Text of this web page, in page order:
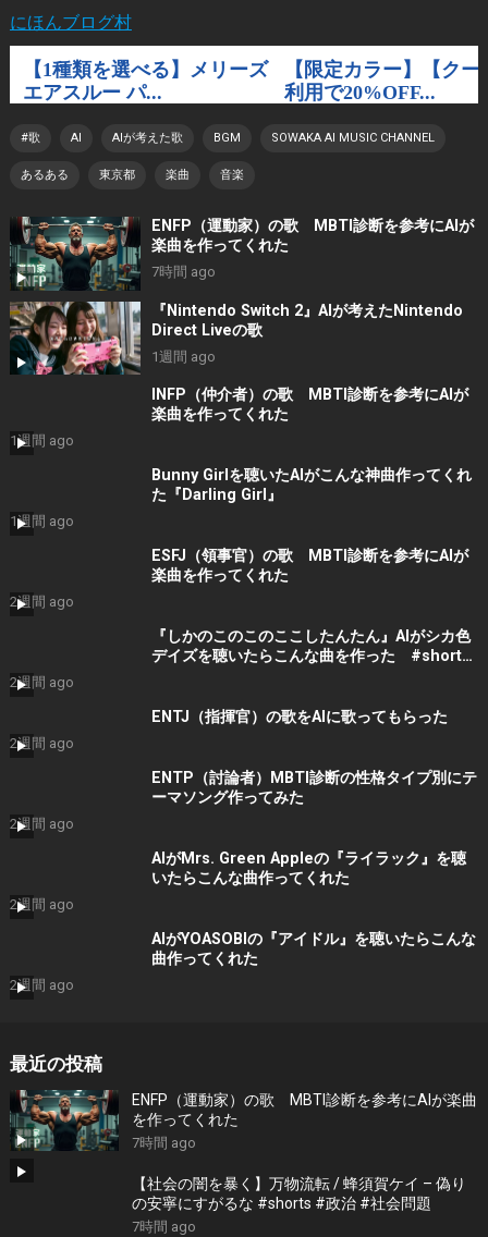
にほんブログ村
#歌 AI AIが考えた歌 BGM SOWAKA AI MUSIC CHANNEL
あるある 東京都 楽曲 音楽
ENFP（運動家）の歌 MBTI診断を参考にAIが
楽曲を作ってくれた
7時間 ago
『Nintendo Switch 2』AIが考えたNintendo
Direct Liveの歌
1週間 ago
INFP（仲介者）の歌 MBTI診断を参考にAIが
楽曲を作ってくれた
1週間 ago
Bunny Girlを聴いたAIがこんな神曲作ってくれ
た『Darling Girl』
1週間 ago
ESFJ（領事官）の歌 MBTI診断を参考にAIが
楽曲を作ってくれた
2週間 ago
『しかのこのこのここしたんたん』AIがシカ色
デイズを聴いたらこんな曲を作った #shorts
2週間 ago
ENTJ（指揮官）の歌をAIに歌ってもらった
2週間 ago
ENTP（討論者）MBTI診断の性格タイプ別にテ
ーマソング作ってみた
2週間 ago
AIがMrs. Green Appleの『ライラック』を聴
いたらこんな曲作ってくれた
2週間 ago
AIがYOASOBIの『アイドル』を聴いたらこんな
曲作ってくれた
2週間 ago
最近の投稿
ENFP（運動家）の歌 MBTI診断を参考にAIが楽曲
を作ってくれた
7時間 ago
【社会の闇を暴く】万物流転 / 蜂須賀ケイ – 偽り
の安寧にすがるな #shorts #政治 #社会問題
7時間 ago